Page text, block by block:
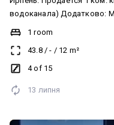
водоканала)
1 room
43.8/- / 12 m²
4 of 15
13 липня